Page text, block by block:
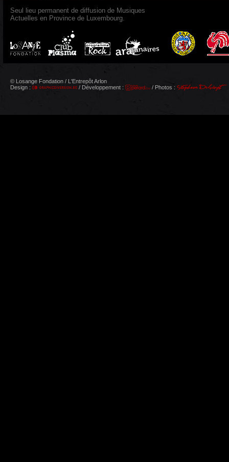
Seul lieu permanent de diffusion de Musiques
Actuelles en Province de Luxembourg.
© Losange Fondation / L'Entrepôt Arlon
Design :
/ Développement : / Photos :